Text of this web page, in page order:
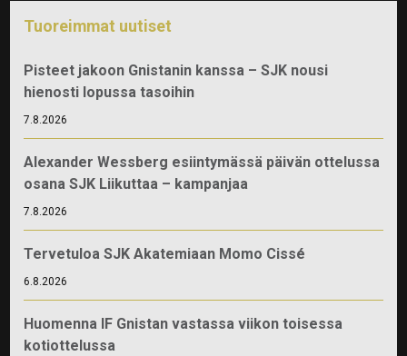
Tuoreimmat uutiset
Pisteet jakoon Gnistanin kanssa – SJK nousi
hienosti lopussa tasoihin
7.8.2026
Alexander Wessberg esiintymässä päivän ottelussa
osana SJK Liikuttaa – kampanjaa
7.8.2026
Tervetuloa SJK Akatemiaan Momo Cissé
6.8.2026
Huomenna IF Gnistan vastassa viikon toisessa
kotiottelussa